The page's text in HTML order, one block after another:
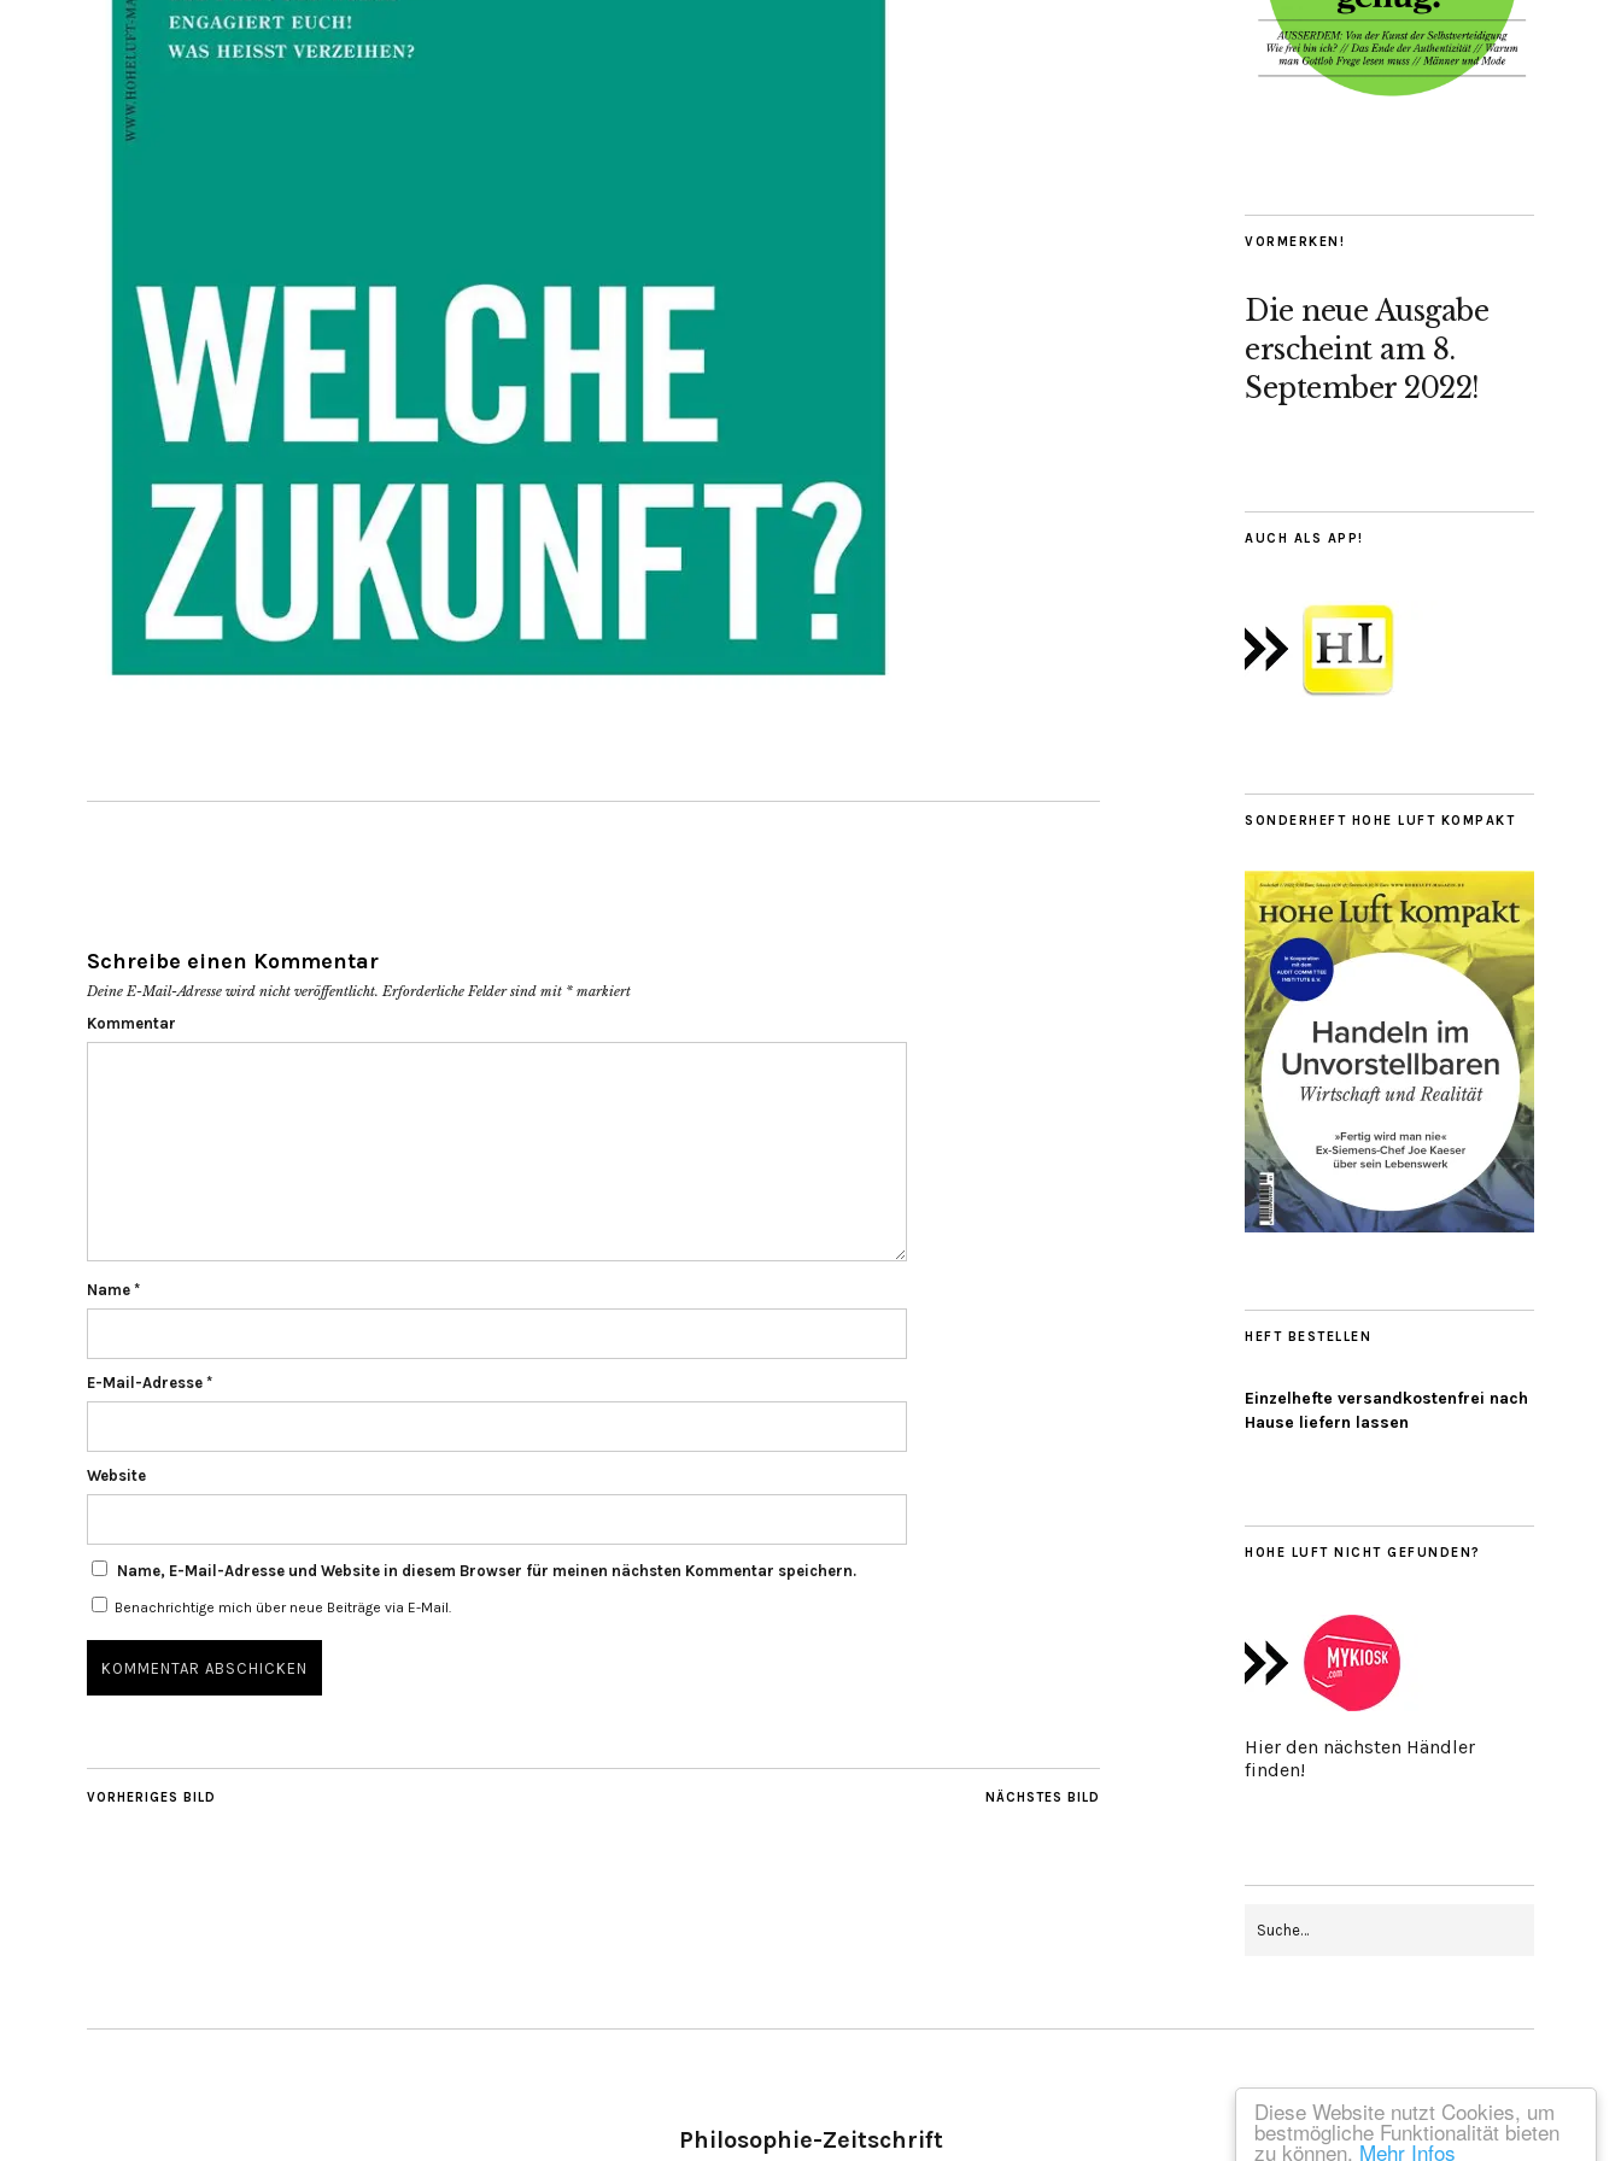
Diese Website nutzt Cookies, um
bestmögliche Funktionalität bieten
zu können. Mehr Infos
Schreibe einen Kommentar
Deine E-Mail-Adresse wird nicht veröffentlicht. Erforderliche Felder sind mit * markiert
Kommentar
Name *
E-Mail-Adresse *
Website
Name, E-Mail-Adresse und Website in diesem Browser für meinen nächsten Kommentar speichern.
Benachrichtige mich über neue Beiträge via E-Mail.
NÄCHSTES BILD
VORHERIGES BILD
VORMERKEN!
Die neue Ausgabe
erscheint am 8.
September 2022!
AUCH ALS APP!
SONDERHEFT HOHE LUFT KOMPAKT
HEFT BESTELLEN
Einzelhefte versandkostenfrei nach
Hause liefern lassen
HOHE LUFT NICHT GEFUNDEN?
Hier den nächsten Händler
finden!
Philosophie-Zeitschrift